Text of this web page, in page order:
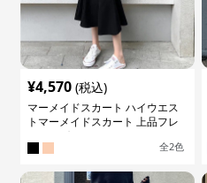
¥4,570 (税込)
マーメイドスカート ハイウエス
トマーメイドスカート 上品フレ
アロング
全2色